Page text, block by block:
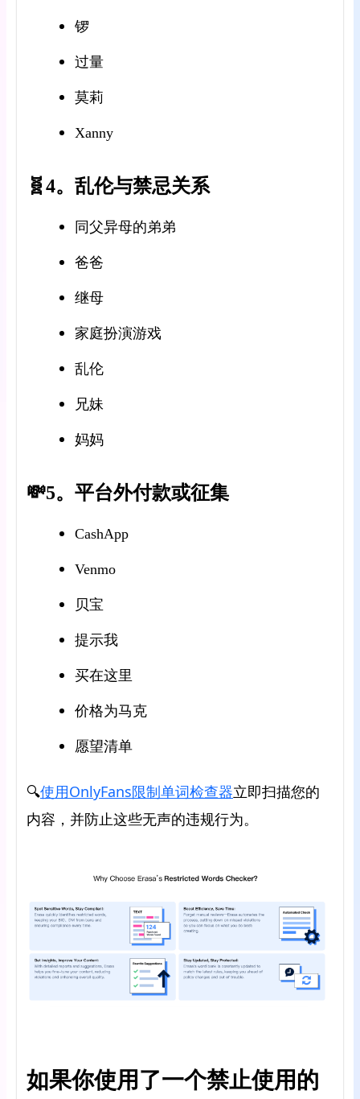
锣
过量
莫莉
Xanny
🧬4。乱伦与禁忌关系
同父异母的弟弟
爸爸
继母
家庭扮演游戏
乱伦
兄妹
妈妈
💸5。平台外付款或征集
CashApp
Venmo
贝宝
提示我
买在这里
价格为马克
愿望清单
🔍使用OnlyFans限制单词检查器立即扫描您的
内容，并防止这些无声的违规行为。
如果你使用了一个禁止使用的